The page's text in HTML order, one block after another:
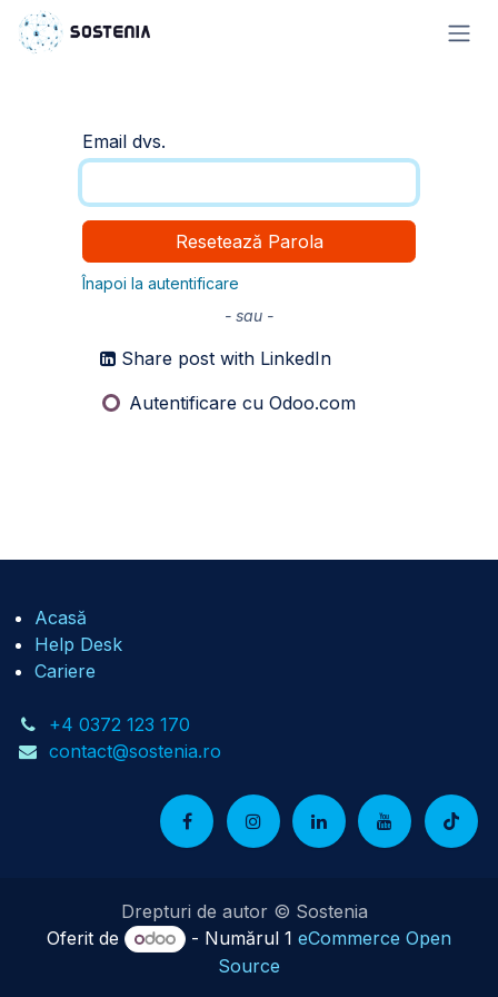
Sari la conținut
Email dvs.
Resetează Parola
Înapoi la autentificare
- sau -
Share post with LinkedIn
Autentificare cu Odoo.com
Acasă
Help Desk
Cariere
+4 0372 123 170
contact@sostenia.ro
Drepturi de autor © Sostenia
Oferit de
- Numărul 1 eCommerce Open
Source